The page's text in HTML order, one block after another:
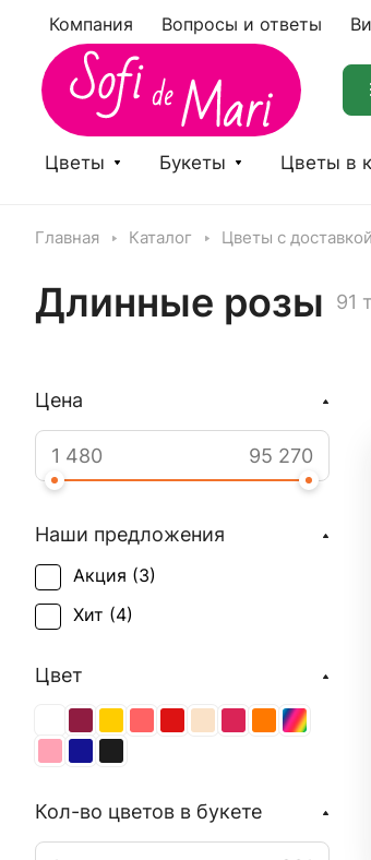
Компания Вопросы и ответы
Цветы Букеты Цветы в
Главная Каталог Цветы с доставкой
Длинные розы 91
Цена
Наши предложения
Акция (3)
Хит (4)
Цвет
Кол-во цветов в букете